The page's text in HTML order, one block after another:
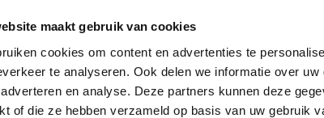
maakt gebruik van cookies
cookies om content en advertenties te
te analyseren. Ook delen we informatie over
en analyse. Deze partners kunnen deze
of die ze hebben verzameld op basis van uw gebruik
complete werkplek?
u eenvoudig een nette en functionele werkplek. Door de
verder optimaliseren. Dankzij de verschillende